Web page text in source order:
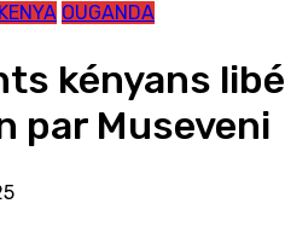
KENYA OUGANDA
kényans
par Museveni